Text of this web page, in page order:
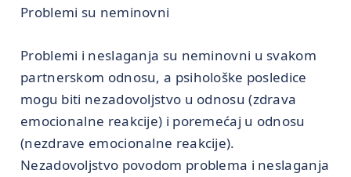
Problemi su neminovni
Problemi i neslaganja su neminovni u svakom
partnerskom odnosu, a psihološke posledice
mogu biti nezadovoljstvo u odnosu (zdrava
emocionalne reakcije) i poremećaj u odnosu
(nezdrave emocionalne reakcije).
Nezadovoljstvo povodom problema i neslaganja